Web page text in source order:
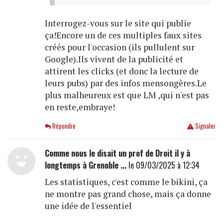
Interrogez-vous sur le site qui publie
ça!Encore un de ces multiples faux sites
créés pour l'occasion (ils pullulent sur
Google).Ils vivent de la publicité et
attirent les clicks (et donc la lecture de
leurs pubs) par des infos mensongères.Le
plus malheureux est que LM ,qui n'est pas
en reste,embraye!
Signaler
Répondre
Comme nous le disait un prof de Droit il y à
longtemps à Grenoble ...le 09/03/2025 à 12:34
Les statistiques, c'est comme le bikini, ça
ne montre pas grand chose, mais ça donne
une idée de l'essentiel